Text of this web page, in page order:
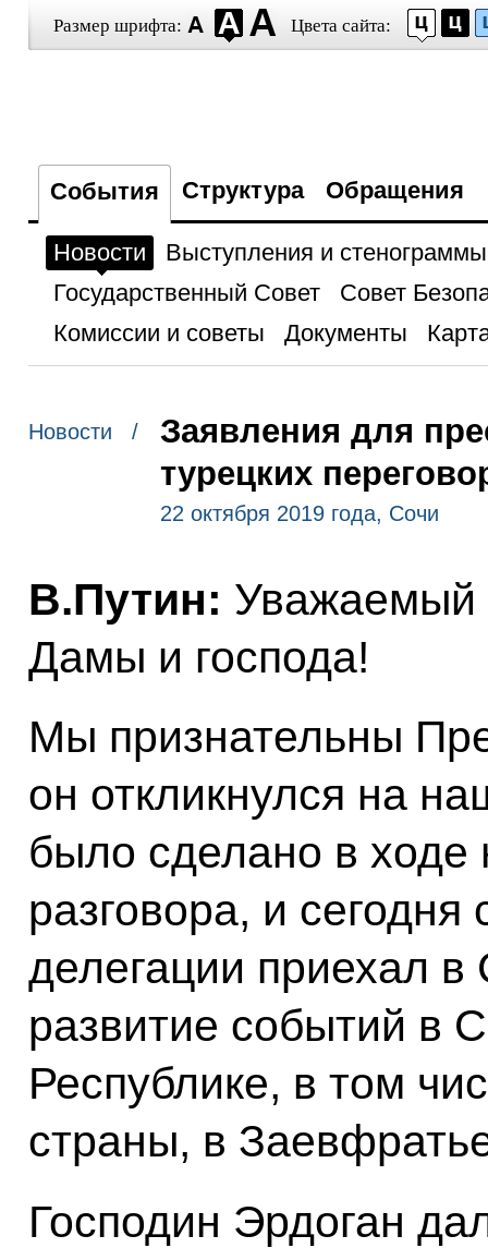
Размер шрифта: Цвета сайта:
События Структура Обращения
Новости
Выступления и стенограммы
Государственный Совет
Совет
Комиссии и советы
Документы
Новости /
Заявления для
турецких
22 октября 2019 года, Сочи
В.Путин: Уважаемый
Дамы и господа!
Мы признательны
он откликнулся на
было сделано в ходе
разговора, и
делегации приехал в
развитие событий в
Республике, в том
страны, в
Господин Эрдоган